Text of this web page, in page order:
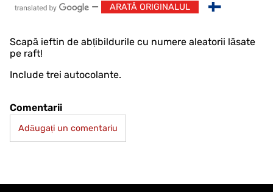
—
ARATĂ ORIGINALUL
Scapă ieftin de abțibildurile cu numere aleatorii lăsate
pe raft!
Include trei autocolante.
Comentarii
Adăugați un comentariu